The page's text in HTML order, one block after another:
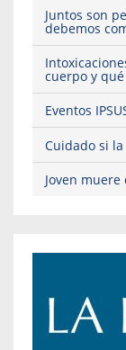
Juntos son
debemos
cuerpo y
Eventos
Cuidado si
Joven